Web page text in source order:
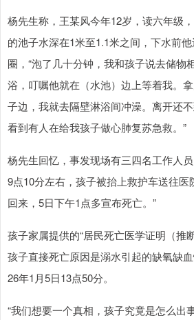
杨先生称，王某风今年12岁，读六年级
的池子水深在1米至1.1米之间，下水前
圈，“泡了几十分钟，我和孩子说去储物
浴，叮嘱他就在（水池）边上等着我。
子边，我就去隔壁淋浴间冲澡。离开还
看到有人在给我孩子做心肺复苏急救。”
杨先生回忆，事发现场有三四名工作人
9点10分左右，孩子被抬上救护车送往医
回来，5日下午1点多宣布死亡。”
孩子家属提供的“居民死亡医学证明（推
孩子直接死亡原因是溺水引起的缺氧缺
26年1月5日13点50分。
“我们想要一个真相，孩子究竟是怎么出